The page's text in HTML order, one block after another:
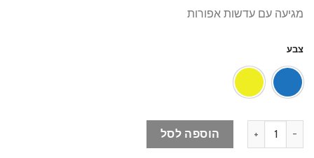
מגיעה עם עדשות אפורות
צבע
כמות של משקפי שמש EYEPETIZER Mirabeauהוספה לסל